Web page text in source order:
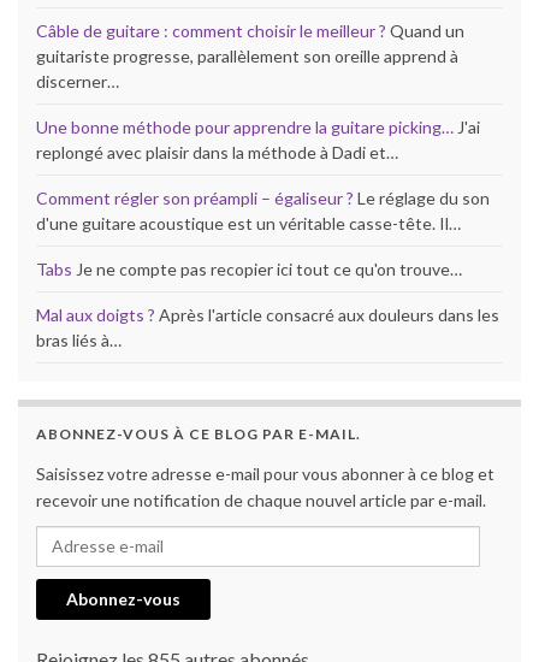
Câble de guitare : comment choisir le meilleur ? Quand un
guitariste progresse, parallèlement son oreille apprend à
discerner…
Une bonne méthode pour apprendre la guitare picking… J'ai
replongé avec plaisir dans la méthode à Dadi et…
Comment régler son préampli – égaliseur ? Le réglage du son
d'une guitare acoustique est un véritable casse-tête. Il…
Tabs Je ne compte pas recopier ici tout ce qu'on trouve…
Mal aux doigts ? Après l'article consacré aux douleurs dans les
bras liés à…
ABONNEZ-VOUS À CE BLOG PAR E-MAIL.
Saisissez votre adresse e-mail pour vous abonner à ce blog et
recevoir une notification de chaque nouvel article par e-mail.
Adresse e-mail
Abonnez-vous